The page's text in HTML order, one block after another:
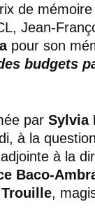
de mémoire
Jean-
pour son
budgets
par Sylvia
à la
à la
Baco-
,